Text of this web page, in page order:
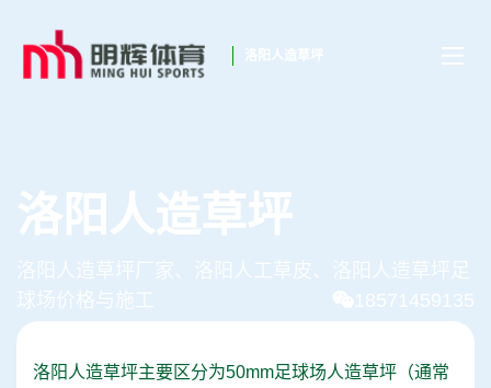
洛阳人造草坪
洛阳人造草坪
洛阳人造草坪厂家、洛阳人工草皮、洛阳人造草坪足
球场价格与施工
18571459135
洛阳人造草坪主要区分为50mm足球场人造草坪（通常